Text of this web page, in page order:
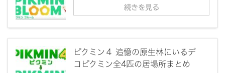
続きを見る
ピクミン４ 追憶の原生林にいるデ
コピクミン全4匹の居場所まとめ